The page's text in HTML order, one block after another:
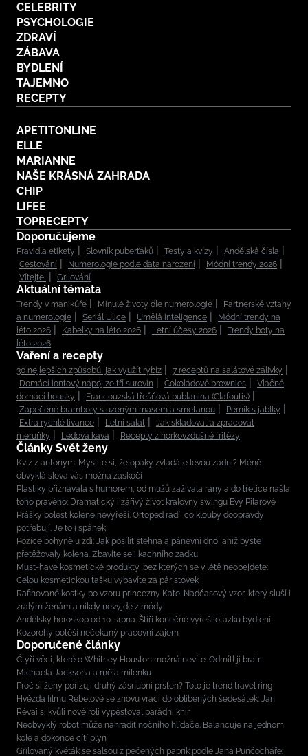
CELEBRITY
PSYCHOLOGIE
ZDRAVÍ
ZÁBAVA
BYDLENÍ
TAJEMNO
RECEPTY
APETITONLINE
ELLE
MARIANNE
NAŠE KRÁSNÁ ZAHRADA
CHIP
LIFEE
TOPRECEPTY
Doporučujeme
Pravidla etikety Slovník puberťáků Testy a kvízy
Andělská čísla
Cestování
Numerologie podle data narození
Módní trendy 2026
Vítejte!
Grilování
Aktuální témata
Trendy v manikúře Minulé životy dle numerologie
Partnerské vztahy
a numerologie
Seriál Ulice Umělá inteligence
Módní trendy na
léto 2026
Kabelky na léto 2026 Letní účesy 2026
Trendy boty na
léto 2026
Vaření a recepty
30 nejlepších způsobů, jak využít rybíz
7 receptů na salátové zálivky
Domácí iontový nápoj ze tří surovin
Čokoládové brownies
Vláčné
domácí housky
Francouzská třešňová bublanina (Clafoutis)
Zapečené brambory s uzeným masem a smetanou
Perník s jablky
Extra rychlé lívance
Letní salát
Jak skladovat a zpracovat
meruňky
Ledová káva Recepty z horkovzdušné fritézy
Články Svět ženy
Kvíz z antonym: Myslíte si, že opaky zvládáte levou zadní? Méně
obvyklá slova vás možná zaskočí
Plastiky přiznávala s humorem, od mužů zažívala rány a do třetice našla
toho pravého: Dramatický i zářivý život královny swingu Evy Pilarové
Prášky bolest kolene nevyřeší. Ortoped radí, co klouby doopravdy
potřebují. Je to i spánek
Pozice bohyně u zdi: Jak posílit stehna a pánevní dno, aniž byste
přetěžovaly kolena. Zbavíte se i kachního zadku
Must-have kosmetické produkty, bez kterých se v létě neobejdete:
Celou kosmetickou tašku vybavíte za pár stovek
Rafinované kostky po vzoru princezny Kate. Nadčasový vzor, který sluší i
zralým ženám a nikdy nevyjde z módy
Andělský horoskop od 10. srpna: Štíři konečně vyřeší otázku bydlení,
Kozorohy potěší nečekaný pracovní zájem
Doporučené články
Čtyři věci, které o Whitney Houston možná nevíte: Odmítl ji bratr
Michaela Jacksona a měla milenku
Proč si ženy pořizují druhý zásnubní prsten? Toto je trend travel ring
Hvězda filmu Rebelové se znovu vrací do oblíbených šedesátek: Jan
Révai si kvůli nové roli vypěstoval parádní knír
Neobvyklý robot může nahradit nočního hlídače. Balancuje na jednom
kole a dokonce cítí plyn
Grilovaný květák se salsou z pečených paprik podle Jana Punčocháře: